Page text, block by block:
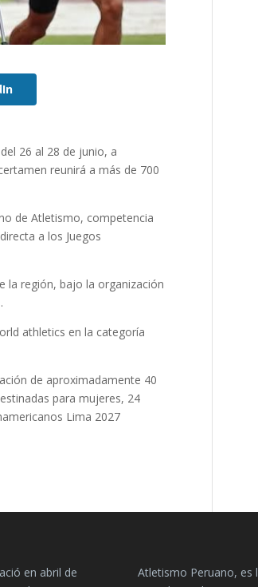
26 al 28 de junio, a
reunirá a más de 700
de Atletismo, competencia
a los Juegos
la región, bajo la organización
athletics en la categoría
de aproximadamente 40
para mujeres, 24
Lima 2027
en abril de
Atletismo Peruano, es